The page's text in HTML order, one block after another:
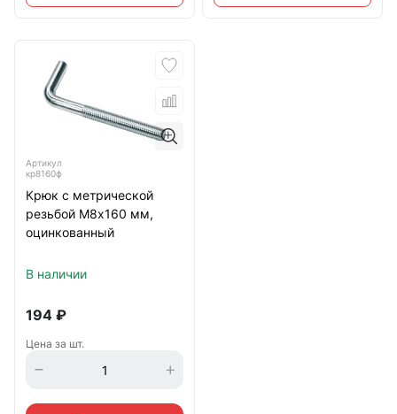
Артикул
кр8160ф
Крюк с метрической
резьбой М8х160 мм,
оцинкованный
В наличии
194 ₽
Цена за шт.